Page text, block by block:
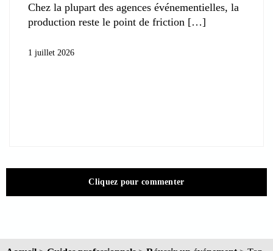
Chez la plupart des agences événementielles, la
production reste le point de friction
1 juillet 2026
Cliquez pour commenter